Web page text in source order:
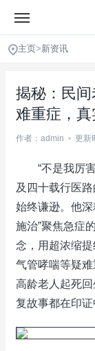
主页>新资讯
揭秘：民
难重症，
作者：admin • 更新
“不是我厉害
及四十载行医
始终谦逊。他深
施治”聚焦急症
念，用超浓缩
气管哮喘等疑
高龄老人起死
复故事都在印证